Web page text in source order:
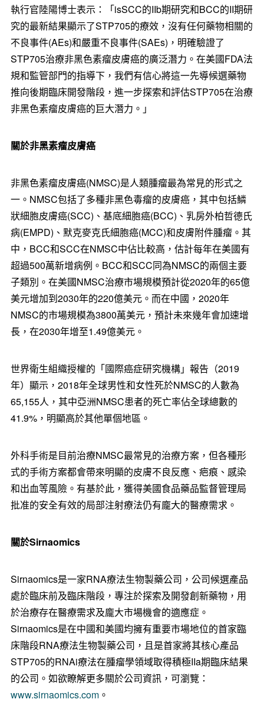
執行官陸陽博士表示：「isSCC的IIb期研究和BCC的II期研
究的最新結果顯示了STP705的療效，沒有任何藥物相關的
不良事件(AEs)和嚴重不良事件(SAEs)，明確驗證了
STP705治療非黑色素瘤皮膚癌的廣泛潛力。在美國FDA法
規和監管部門的指導下，我們有信心將這一先導候選藥物
推向後期臨床開發階段，進一步探索和評估STP705在治療
非黑色素瘤皮膚癌的巨大潛力。」
關於非黑素瘤皮膚癌
非黑色素瘤皮膚癌(NMSC)是人類腫瘤最為常見的形式之
一。NMSC包括了多種非黑色毒瘤的皮膚癌，其中包括鱗
狀細胞皮膚癌(SCC)、基底細胞癌(BCC)、乳房外柏哲德氏
病(EMPD)、默克麥克氏細胞癌(MCC)和皮膚附件腫瘤。其
中，BCC和SCC在NMSC中佔比較高，估計每年在美國有
超過500萬新增病例。BCC和SCC同為NMSC的兩個主要
子類別。在美國NMSC治療市場規模預計從2020年的65億
美元增加到2030年的220億美元。而在中國，2020年
NMSC的市場規模為3800萬美元，預計未來幾年會加速增
長，在2030年增至1.49億美元。
世界衛生組織授權的「國際癌症研究機構」報告（2019
年）顯示，2018年全球男性和女性死於NMSC的人數為
65,155人，其中亞洲NMSC患者的死亡率佔全球總數的
41.9%，明顯高於其他單個地區。
外科手術是目前治療NMSC最常見的治療方案，但各種形
式的手術方案都會帶來明顯的皮膚不良反應、疤痕、感染
和出血等風險。有基於此，獲得美國食品藥品監督管理局
批准的安全有效的局部注射療法仍有龐大的醫療需求。
關於Sirnaomics
Sirnaomics是一家RNA療法生物製藥公司，公司候選產品
處於臨床前及臨床階段，專注於探索及開發創新藥物，用
於治療存在醫療需求及龐大市場機會的適應症。
Sirnaomics是在中國和美國均擁有重要市場地位的首家臨
床階段RNA療法生物製藥公司，且是首家將其核心產品
STP705的RNAi療法在腫瘤學領域取得積極IIa期臨床結果
的公司。如欲瞭解更多關於公司資訊，可瀏覽：
www.sirnaomics.com。